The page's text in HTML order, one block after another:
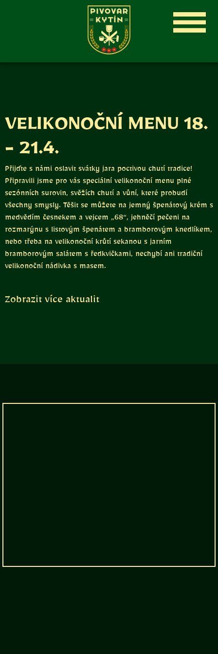
VELIKONOČNÍ MENU 18.
- 21.4.
Přijďte s námi oslavit svátky jara poctivou chutí tradice!
Připravili jsme pro vás speciální velikonoční menu plné
sezónních surovin, svěžích chutí a vůní, které probudí
všechny smysly. Těšit se můžete na jemný špenátový krém s
medvědím česnekem a vejcem „68“, jehněčí pečeni na
rozmarýnu s listovým špenátem a bramborovým knedlíkem,
nebo třeba na velikonoční krůtí sekanou s jarním
bramborovým salátem s ředkvičkami, nechybí ani tradiční
velikonoční nádivka s masem.
Zobrazit více aktualit